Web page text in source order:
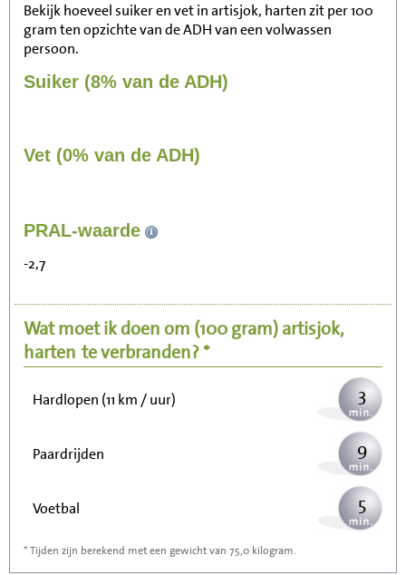
Bekijk hoeveel suiker en vet in artisjok, harten zit per 100
gram ten opzichte van de ADH van een volwassen
persoon.
Suiker (8% van de ADH)
Vet (0% van de ADH)
PRAL-waarde
-2,7
Wat moet ik doen om (100 gram)artisjok,
harten te verbranden? *
Zitten, tv kijken
Wandelen (5 km/uur)
Hardlopen (11 km / uur) 3
Paardrijden 9
Voetbal 5
Stofzuigen
* Tijden zijn berekend met een gewicht van 75,0 kilogram.